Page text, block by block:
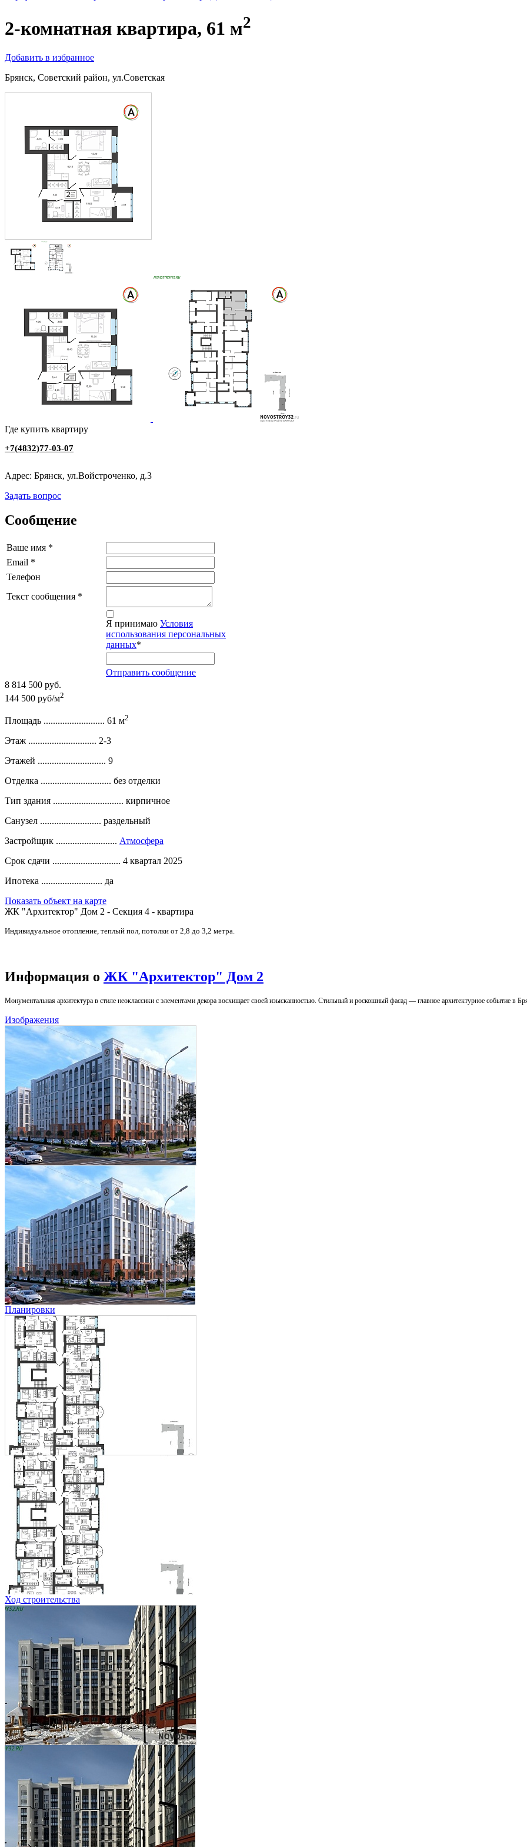
2-комнатная квартира, 61 м2
Добавить в избранное
Брянск, Советский район, ул.Советская
Где купить квартиру
+7(4832)77-03-07
Адрес: Брянск, ул.Войстроченко, д.3
Задать вопрос
Сообщение
Ваше имя *
Email *
Телефон
Текст сообщения *
Я принимаю Условия
использования персональных
данных*
Отправить сообщение
8 814 500 руб.
144 500 руб/м2
Площадь .......................... 61 м2
Этаж ............................. 2-3
Этажей ............................. 9
Отделка .............................. без отделки
Тип здания .............................. кирпичное
Санузел .......................... раздельный
Застройщик .......................... Атмосфера
Срок сдачи ............................. 4 квартал 2025
Ипотека .......................... да
Показать объект на карте
ЖК "Архитектор" Дом 2 - Секция 4 - квартира
Индивидуальное отопление, теплый пол, потолки от 2,8 до 3,2 метра.
Информация о ЖК "Архитектор" Дом 2
Монументальная архитектура в стиле неоклассики с элементами декора восхищает своей изысканностью. Стильный и роскошный фасад — главное архитектурное событие в
Изображения
Планировки
Ход строительства